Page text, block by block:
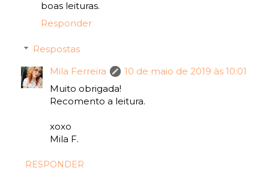
boas leituras.
Responder
Respostas
Mila Ferreira
10 de maio de 2019 às 10:01
Muito obrigada!
Recomento a leitura.
xoxo
Mila F.
RESPONDER